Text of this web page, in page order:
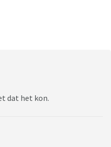
dat het kon.